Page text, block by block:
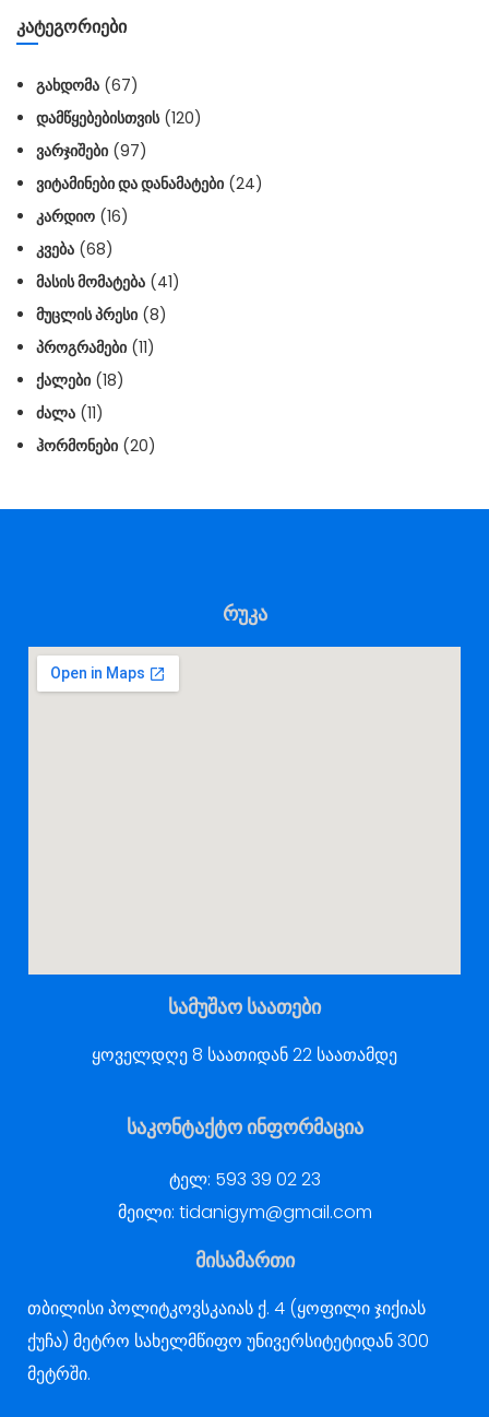
ᲙᲐᲢᲔᲒᲝᲠᲘᲔᲑᲘ
ᲒᲐᲮᲓᲝᲛᲐ (67)
ᲓᲐᲛᲬᲧᲔᲑᲔᲑᲘᲡᲗᲕᲘᲡ(120)
ᲕᲐᲠᲯᲘᲨᲔᲑᲘ (97)
ᲕᲘᲢᲐᲛᲘᲜᲔᲑᲘ ᲓᲐ ᲓᲐᲜᲐᲛᲐᲢᲔᲑᲘ (24)
ᲙᲐᲠᲓᲘᲝ (16)
ᲙᲕᲔᲑᲐ (68)
ᲛᲐᲡᲘᲡ ᲛᲝᲛᲐᲢᲔᲑᲐ (41)
ᲛᲣᲪᲚᲘᲡ ᲞᲠᲔᲡᲘ (8)
ᲞᲠᲝᲒᲠᲐᲛᲔᲑᲘ (11)
ᲥᲐᲚᲔᲑᲘ (18)
ᲫᲐᲚᲐ (11)
ᲰᲝᲠᲛᲝᲜᲔᲑᲘ (20)
რუკა
სამუშაო საათები
ყოველდღე 8 საათიდან 22 საათამდე
საკონტაქტო ინფორმაცია
ტელ: 593 39 02 23
მეილი: tidanigym@gmail.com
მისამართი
თბილისი პოლიტკოვსკაიას ქ. 4 (ყოფილი ჯიქიას
ქუჩა) მეტრო სახელმწიფო უნივერსიტეტიდან 300
მეტრში.